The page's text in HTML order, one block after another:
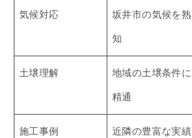
気候対応 坂井市の気候を熟
知
土壌理解 地域の土壌条件に
精通
施工事例 近隣の豊富な実績